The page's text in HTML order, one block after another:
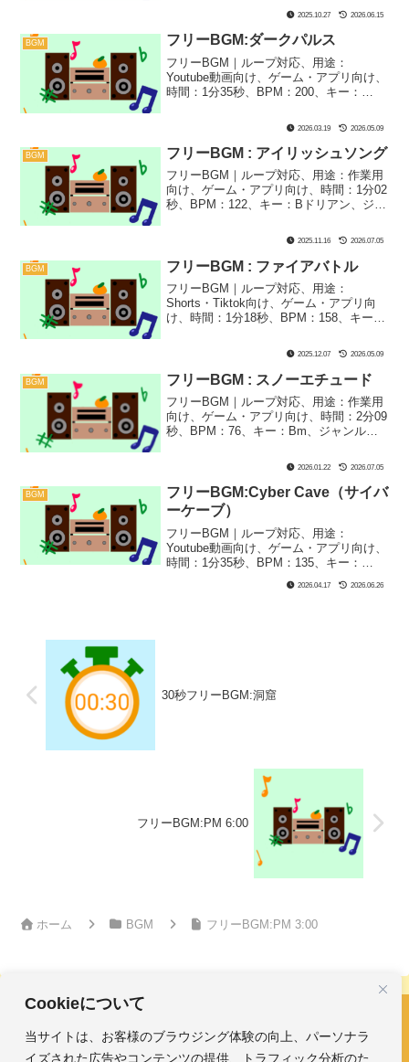
Cookieについて
当サイトは、お客様のブラウジング体験の向上、パーソナラ
イズされた広告やコンテンツの提供、トラフィック分析のた
ジー｜精霊さんが出てきそうなBGMに仕
上げました！意外と日本昔話とか、子ど
も向け童話などにもぴったりかも？
2025.10.27 2026.06.15
BGM フリーBGM:ダークパルス
フリーBGM｜ループ対応、用途：
Youtube動画向け、ゲーム・アプリ向け、
時間：1分35秒、BPM：200、キー：
ンセサイザー｜不気味で怖い、アップテ
ンポなシンセサイザー曲です！嫌な予感
がしたときのシーンや何かが近づいてく
2026.03.19 2026.05.09
BGM フリーBGM : アイリッシュソング
フリーBGM｜ループ対応、用途：作業用
向け、ゲーム・アプリ向け、時間：1分02
秒、BPM：122、キー：Bドリアン、ジャ
器：ファンタジー｜明るいケルト風楽曲
です！ファンタジー系・アイリッシュ系
のアプリなどのBGMにぴったり！
2025.11.16 2026.07.05
BGM フリーBGM : ファイアバトル
フリーBGM｜ループ対応、用途：
Shorts・Tiktok向け、ゲーム・アプリ向
け、時間：1分18秒、BPM：158、キー：
い、楽器：リリースカットピアノ｜かっ
こいいリリースカットピアノで仕上げま
した！ゲーム実況などにピッタリな１曲
です！
2025.12.07 2026.05.09
BGM フリーBGM : スノーエチュード
フリーBGM｜ループ対応、用途：作業用
向け、ゲーム・アプリ向け、時間：2分09
秒、BPM：76、キー：Bm、ジャンル：
音中心でキラキラさせた、おしゃれな雪
みたいなピアノ曲です！儚いワンシーン
や独白・モノローグなどにぴったり！
2026.01.22 2026.07.05
BGM
フリーBGM:Cyber Cave（サイバ
ーケーブ）
フリーBGM｜ループ対応、用途：
Youtube動画向け、ゲーム・アプリ向け、
時間：1分35秒、BPM：135、キー：
イザー｜サイバー空間の洞窟にいるよう
2026.04.17 2026.06.26
30秒フリーBGM:洞窟
フリーBGM:PM 6:00
ホーム BGM フリーBGM:PM 3:00
フリーBGM・効果音｜みかんのおんがくひろば